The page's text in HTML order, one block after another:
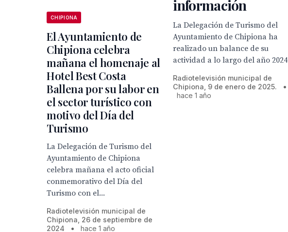
información
La Delegación de Turismo del
Ayuntamiento de Chipiona ha
realizado un balance de su
actividad a lo largo del año 2024
Radiotelevisión municipal de
Chipiona, 9 de enero de 2025.
•
hace 1 año
CHIPIONA
El Ayuntamiento de
Chipiona celebra
mañana el homenaje al
Hotel Best Costa
Ballena por su labor en
el sector turístico con
motivo del Día del
Turismo
La Delegación de Turismo del
Ayuntamiento de Chipiona
celebra mañana el acto oficial
conmemorativo del Día del
Turismo con el...
Radiotelevisión municipal de
Chipiona, 26 de septiembre de
2024
• hace 1 año